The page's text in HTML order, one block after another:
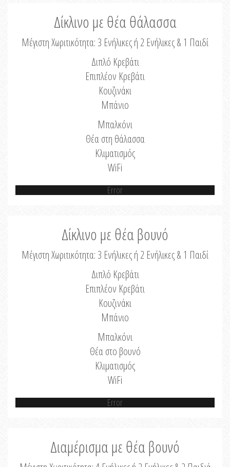
Δίκλινο με θέα θάλασσα
Μέγιστη Χωριτικότητα: 3 Ενήλικες ή 2 Ενήλικες & 1 Παιδί
Διπλό Κρεβάτι
Επιπλέον Κρεβάτι
Κουζινάκι
Μπάνιο
Μπαλκόνι
Θέα στη θάλασσα
Κλιματισμός
WiFi
Error
Δίκλινο με θέα βουνό
Μέγιστη Χωριτικότητα: 3 Ενήλικες ή 2 Ενήλικες & 1 Παιδί
Διπλό Κρεβάτι
Επιπλέον Κρεβάτι
Κουζινάκι
Μπάνιο
Μπαλκόνι
Θέα στο βουνό
Κλιματισμός
WiFi
Error
Διαμέρισμα με θέα βουνό